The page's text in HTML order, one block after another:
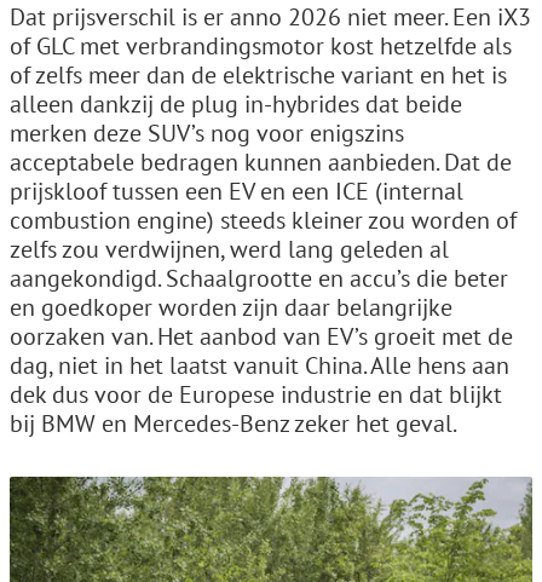
Dat prijsverschil is er anno 2026 niet meer. Een iX3
of GLC met verbrandingsmotor kost hetzelfde als
of zelfs meer dan de elektrische variant en het is
alleen dankzij de plug in-hybrides dat beide
merken deze SUV’s nog voor enigszins
acceptabele bedragen kunnen aanbieden. Dat de
prijskloof tussen een EV en een ICE (internal
combustion engine) steeds kleiner zou worden of
zelfs zou verdwijnen, werd lang geleden al
aangekondigd. Schaalgrootte en accu’s die beter
en goedkoper worden zijn daar belangrijke
oorzaken van. Het aanbod van EV’s groeit met de
dag, niet in het laatst vanuit China. Alle hens aan
dek dus voor de Europese industrie en dat blijkt
bij BMW en Mercedes-Benz zeker het geval.